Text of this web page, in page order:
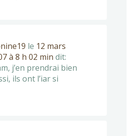
le 12 mars
à 8 h 02 min dit:
j’en prendrai bien
ils ont l’iar si